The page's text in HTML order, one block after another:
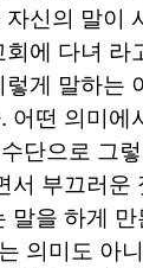
신의 말이
에 다녀 라
렇게 말하는
. 어떤 의미에
단으로 그
부끄러운
말을 하게
의미도 아